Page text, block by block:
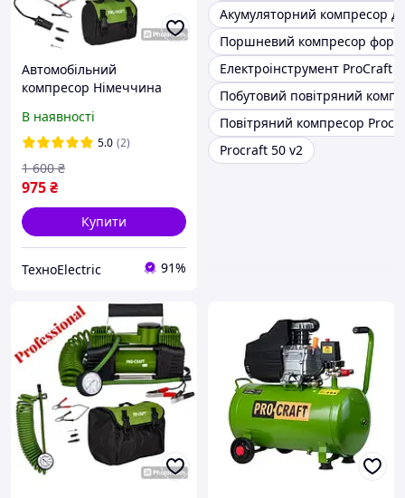
Автомобільний
компресор Німеччина
В наявності
5.0 (2)
975₴
1 600 ₴
Купити
ТехноElectric 91%
Акумуляторний компресор
Поршневий компресор
Електроінструмент ProCraft
Побутовий повітряний
Повітряний компресор
Procraft 50 v2